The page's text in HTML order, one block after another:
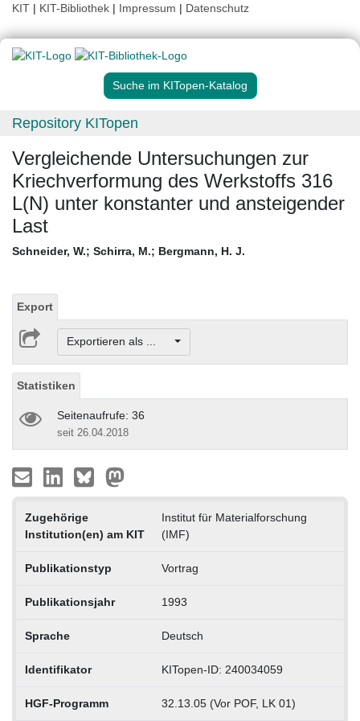
KIT | KIT-Bibliothek | Impressum | Datenschutz
Suche im KITopen-Katalog
Repository KITopen
Vergleichende Untersuchungen zur
Kriechverformung des Werkstoffs 316
L(N) unter konstanter und ansteigender
Last
Schneider, W.; Schirra, M.; Bergmann, H. J.
Export
Exportieren als ...
Statistiken
Seitenaufrufe: 36
seit 26.04.2018
Zugehörige
Institution(en) am KIT
Institut für Materialforschung
(IMF)
Publikationstyp Vortrag
Publikationsjahr 1993
Sprache Deutsch
Identifikator KITopen-ID: 240034059
HGF-Programm 32.13.05 (Vor POF, LK 01)